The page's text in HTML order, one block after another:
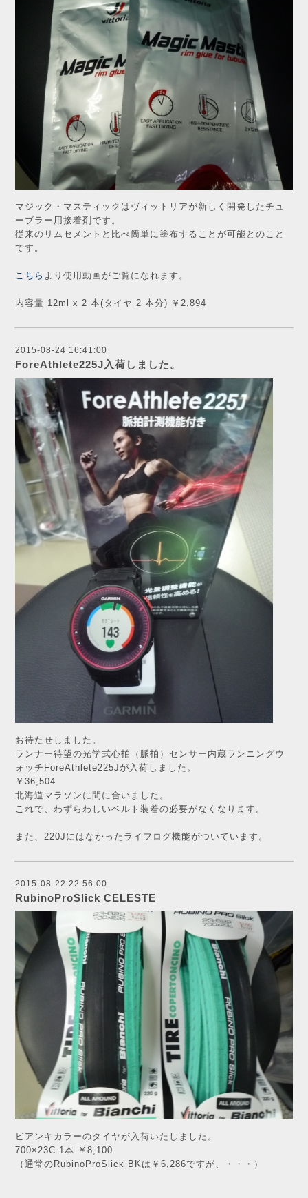
マジック・マスティックはヴィットリアが新しく開発したチュ
ーブラー用接着剤です。
従来のリムセメントと比べ簡単に塗布することが可能とのこと
です。
こちら より使用動画がご覧になれます。
内容量 12ml x 2 本(タイヤ 2 本分) ￥2,894
2015-08-24 16:41:00
ForeAthlete225J入荷しました。
お待たせしました。
ランナー待望の光学式心拍（脈拍）センサー内蔵ランニングウ
ォッチForeAthlete225Jが入荷しました。
￥36,504
北海道マラソンに間に合いました。
これで、わずらわしいベルト装着の必要がなくなります。
また、220Jにはなかったライフログ機能がついています。
2015-08-22 22:56:00
RubinoProSlick CELESTE
ビアンキカラーのタイヤが入荷いたしました。
700×23C 1本 ￥8,100
（通常のRubinoProSlick BKは￥6,286ですが、・・・）